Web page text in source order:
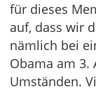
für dieses
auf, dass wir
nämlich bei
Obama am 3.
Umständen.